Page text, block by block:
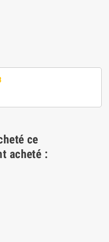
ce
acheté :